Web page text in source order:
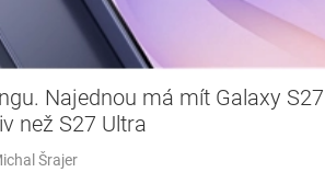
Najednou má mít Galaxy
než S27 Ultra
Šrajer